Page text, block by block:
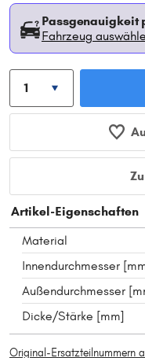
Passgenauigkeit
Fahrzeug
Artikel-Eigenschaften
Material
Innendurchmesser
Außendurchmesser
Dicke/Stärke [mm]
Original-Ersatzteilnummern